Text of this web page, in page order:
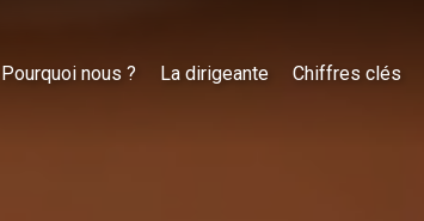
Pourquoi nous ? La dirigeante Chiffres clés